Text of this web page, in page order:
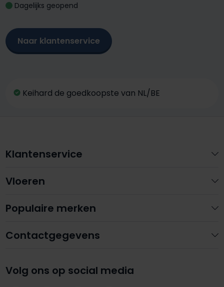
Dagelijks geopend
Naar klantenservice
Keihard de goedkoopste van NL/BE
Contactgegevens
Volg ons op social media
Klantenservice
Vloeren
Populaire merken